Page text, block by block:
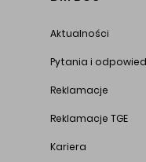
Aktualności
Pytania i
Reklamacje
Reklamacje TGE
Kariera